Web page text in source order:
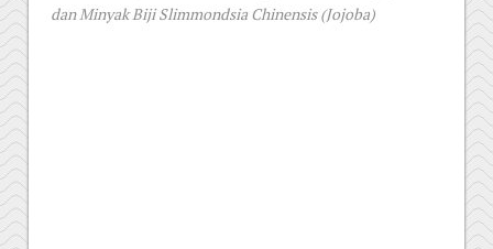
dan Minyak Biji Slimmondsia Chinensis (Jojoba)